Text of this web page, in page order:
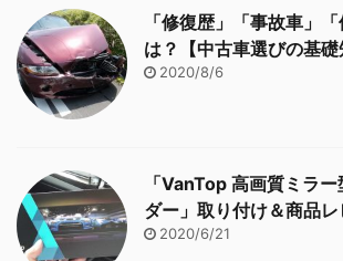
「修復歴」「事故車」
は？【中古車選びの基礎
2020/8/6
「VanTop 高画質ミラ
ダー」取り付け＆商品
2020/6/21